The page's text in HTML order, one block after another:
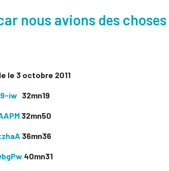
nous avions des
le 3 octobre 2011
iw 32mn19
32mn50
36mn36
40mn31